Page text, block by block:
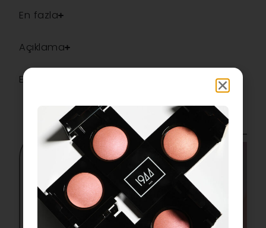
En fazla
Açıklama
Ek bilgiler